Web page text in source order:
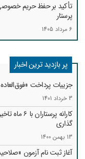
تأکید بر حفظ حریم
پرستار
6 مرداد 1405
پر بازدید ترین اخبار
جزییات پرداخت
3 خرداد 1401
کارانه‌
گذاری
13 بهمن 1400
آغاز ثبت نام آزمون